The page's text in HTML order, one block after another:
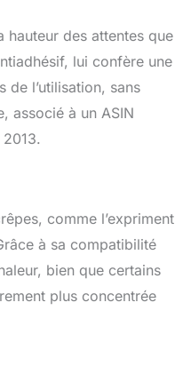
hauteur des attentes que
lui confère une
l’utilisation, sans
associé à un ASIN
comme l’expriment
à sa compatibilité
bien que certains
plus concentrée